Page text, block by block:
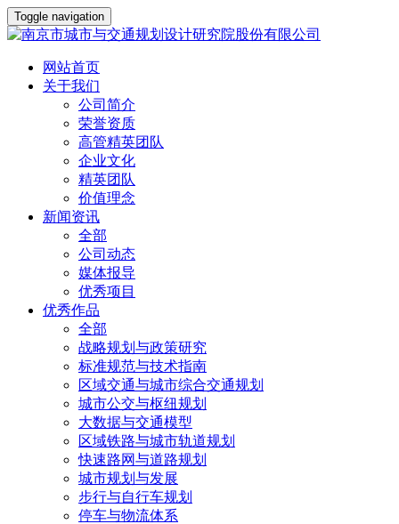
Toggle navigation
网站首页
关于我们
公司简介
荣誉资质
高管精英团队
企业文化
精英团队
价值理念
新闻资讯
全部
公司动态
媒体报导
优秀项目
优秀作品
全部
战略规划与政策研究
标准规范与技术指南
区域交通与城市综合交通规划
城市公交与枢纽规划
大数据与交通模型
区域铁路与城市轨道规划
快速路网与道路规划
城市规划与发展
步行与自行车规划
停车与物流体系